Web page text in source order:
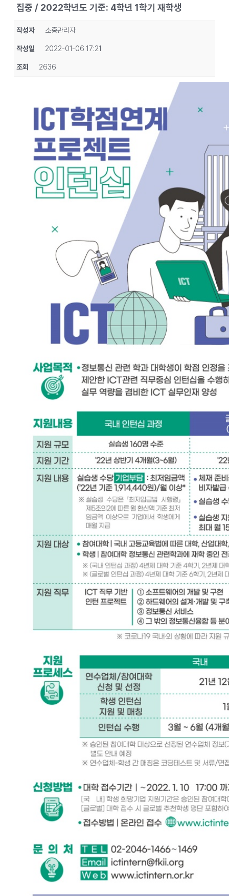
집중 / 2022학년도 기준: 4학년 1학기 재학생
작성자 소중관리자
작성일 2022-01-06 17:21
조회 2636